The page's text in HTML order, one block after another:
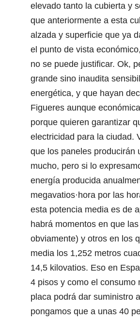
elevado tanto la cubierta y
que anteriormente a esta
alzada y superficie que ya
el punto de vista
no se puede justificar. Ok,
grande sino inaudita
energética, y que hayan
Figueres aunque
porque quieren garantizar
electricidad para la ciudad.
que los paneles producirán
mucho, pero si lo
energía producida
megavatios·hora por las
esta potencia media es de
habrá momentos en que
obviamente) y otros en los
media los 1,252 metros
14,5 kilovatios. Eso en
4 pisos y como el consumo
placa podrá dar suministro
pongamos que a unas 40